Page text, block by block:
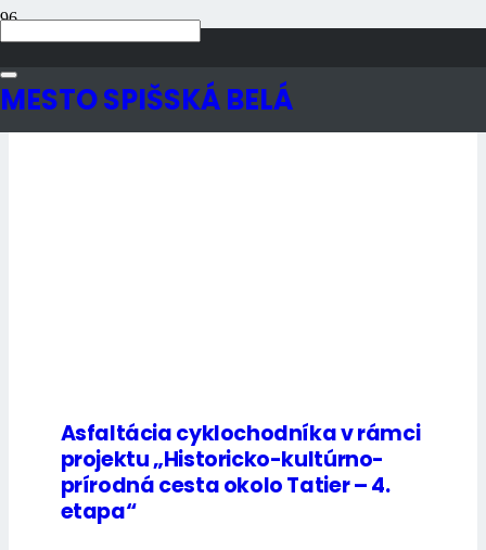
MESTO SPIŠSKÁ BELÁ
Aktuality
Asfaltácia cyklochodníka v rámci
projektu „Historicko-kultúrno-
prírodná cesta okolo Tatier – 4.
etapa“